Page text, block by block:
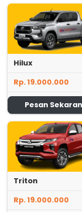
Hilux
Rp. 19.000.000
Pesan
Triton
Rp. 19.000.000